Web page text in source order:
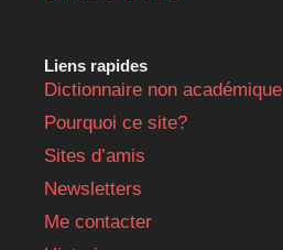
Liens rapides
Dictionnaire non académique
Pourquoi ce site?
Sites d’amis
Newsletters
Me contacter